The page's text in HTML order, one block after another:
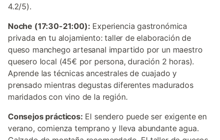
4.2/5).
Noche (17:30-21:00): Experiencia gastronómica
privada en tu alojamiento: taller de elaboración de
queso manchego artesanal impartido por un maestro
quesero local (45€ por persona, duración 2 horas).
Aprende las técnicas ancestrales de cuajado y
prensado mientras degustas diferentes madurados
maridados con vino de la región.
Consejos prácticos: El sendero puede ser exigente en
verano, comienza temprano y lleva abundante agua.